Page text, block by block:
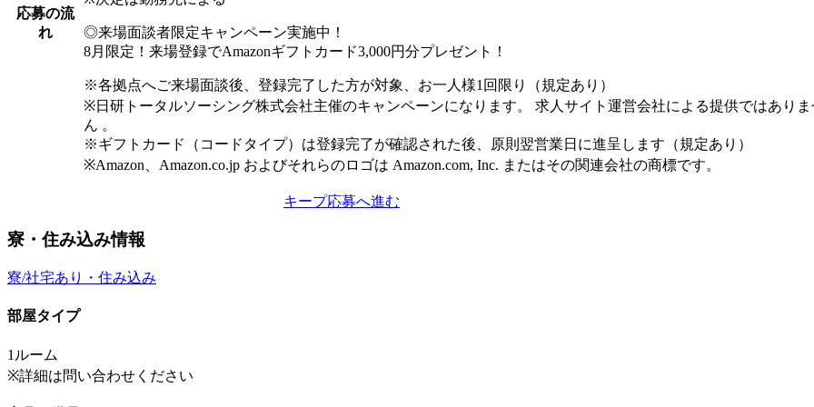
応募の流
れ
◎来場面談者限定キャンペーン実施中！
8月限定！来場登録でAmazonギフトカード3,000円分プレゼント！
※各拠点へご来場面談後、登録完了した方が対象、お一人様1回限り（規定あり）
※日研トータルソーシング株式会社主催のキャンペーンになります。 求人サイト運営会社による提供ではありま
ん 。
※ギフトカード（コードタイプ）は登録完了が確認された後、原則翌営業日に進呈します（規定あり）
※Amazon、Amazon.co.jp およびそれらのロゴは Amazon.com, Inc. またはその関連会社の商標です。
キープ応募へ進む
寮・住み込み情報
寮/社宅あり・住み込み
部屋タイプ
1ルーム
※詳細は問い合わせください